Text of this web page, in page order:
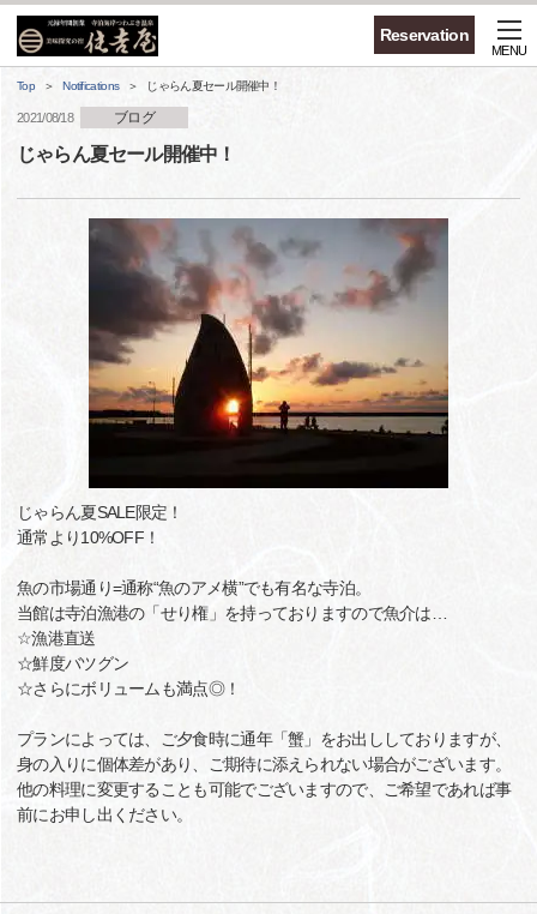
Reservation
MENU
Top Notifications じゃらん夏セール開催中！
2021/08/18 ブログ
じゃらん夏セール開催中！
じゃらん夏SALE限定！
通常より10%OFF！
魚の市場通り=通称“魚のアメ横”でも有名な寺泊。
当館は寺泊漁港の「せり権」を持っておりますので魚介は…
☆漁港直送
☆鮮度バツグン
☆さらにボリュームも満点◎！
プランによっては、ご夕食時に通年「蟹」をお出ししておりますが、
身の入りに個体差があり、ご期待に添えられない場合がございます。
他の料理に変更することも可能でございますので、ご希望であれば事
前にお申し出ください。